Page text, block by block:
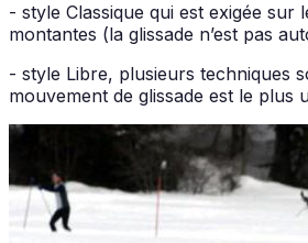
- style Classique qui est exigée sur
montantes (la glissade n’est pas
- style Libre, plusieurs techniques
mouvement de glissade est le plus